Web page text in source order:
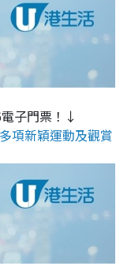
子門票！↓
項新穎運動及觀賞